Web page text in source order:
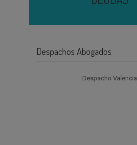
Despachos Abogados
Despacho Valencia